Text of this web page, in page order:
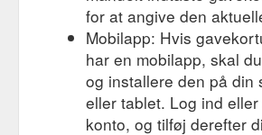
for at angive den
Mobilapp: Hvis
har en mobilapp, skal
og installere den på din
eller tablet. Log ind
konto, og tilføj derefter